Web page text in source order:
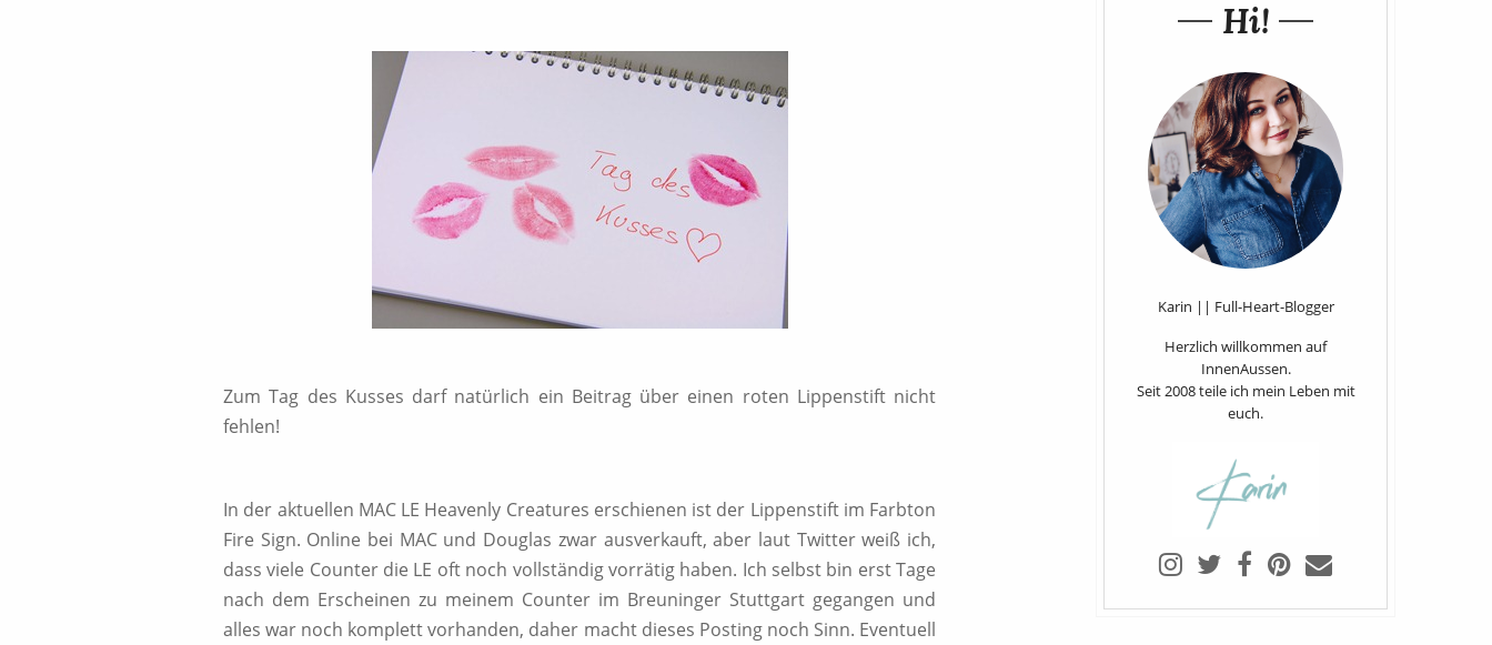
Zum Tag des Kusses darf natürlich ein Beitrag über einen roten Lippenstift nicht
fehlen!
In der aktuellen MAC LE Heavenly Creatures erschienen ist der Lippenstift im Farbton
Fire Sign. Online bei MAC und Douglas zwar ausverkauft, aber laut Twitter weiß ich,
dass viele Counter die LE oft noch vollständig vorrätig haben. Ich selbst bin erst Tage
nach dem Erscheinen zu meinem Counter im Breuninger Stuttgart gegangen und
alles war noch komplett vorhanden, daher macht dieses Posting noch Sinn. Eventuell
Hi!
Karin || Full-Heart-Blogger
Herzlich willkommen auf
InnenAussen.
Seit 2008 teile ich mein Leben mit
euch.